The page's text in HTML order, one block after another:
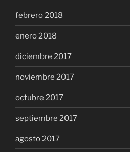
febrero 2018
enero 2018
diciembre 2017
noviembre 2017
octubre 2017
septiembre 2017
agosto 2017